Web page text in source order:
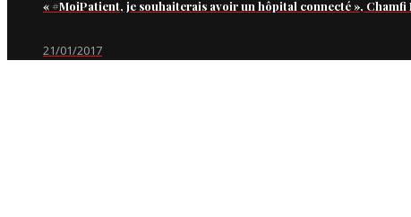
« #MoiPatient, je souhaiterais avoir un hôpital connecté »,
21/01/2017